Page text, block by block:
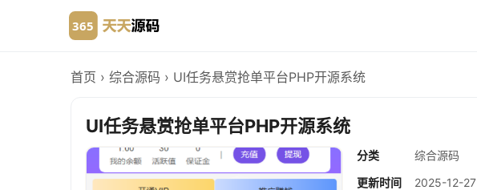
首页 › 综合源码 › UI任务悬赏抢单平台PHP开源系统
UI任务悬赏抢单平台PHP开源系统
分类
综合源码
更新时间
2025-12-27